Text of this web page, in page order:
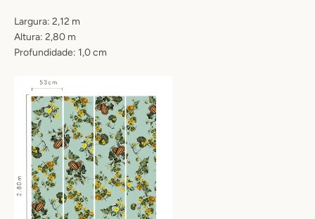
Largura: 2,12 m
Altura: 2,80 m
Profundidade: 1,0 cm